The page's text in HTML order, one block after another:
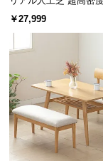
抜群の強度を
全・快適にご
止 極細タイプ 芝丈
￥27,999